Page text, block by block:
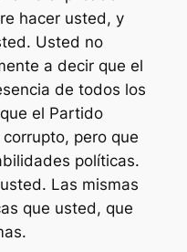
hacer usted, y
Usted no
a decir que el
de todos los
el Partido
pero que
políticas.
Las mismas
que usted, que